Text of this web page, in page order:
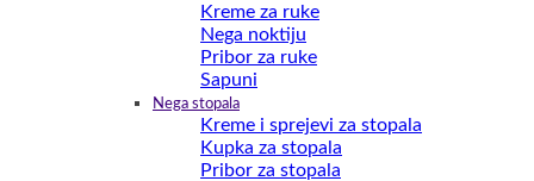
Kreme za ruke
Nega noktiju
Pribor za ruke
Sapuni
Nega stopala
Kreme i sprejevi za stopala
Kupka za stopala
Pribor za stopala